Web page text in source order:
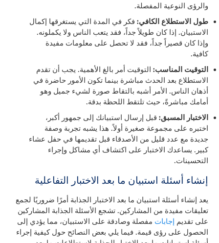
والرؤى النوعية المفصلة.
طول الاستطلاع الكافي: فكر في المدة التي يستغرقها إكمال
الاستبيان. إذا كان طويلاً جداً، فقد يتعب الناس ولا يكملونه.
وإذا كان قصيراً جداً، فقد لا تحصل على معلومات مفيدة
كافية.
التوقيت المناسب: التوقيت أمر بالغ الأهمية. يجب أن تقدم
الاستطلاع بعد الحدث مباشرة بينما تكون الأمور حاضرة في
أذهان الناس. الأمر أشبه بالتقاط صورة لشيء جميل وهو
أمامك مباشرةً، حيث تلتقط اللحظة بدقة.
الاختبار المسبق: قبل إرسال استبيانك إلى جمهور أكبر،
اختبره على مجموعة صغيرة أولاً. هذا يشبه تجربة وصفة
جديدة مع عدد قليل من الأصدقاء قبل تقديمها في حفل عشاء
كبير. يساعدك الاختبار على اكتشاف أي مشاكل وإجراء
التحسينات.
إنشاء أسئلة استبيان ما بعد الاختبار التفاعلية
يعد إنشاء أسئلة استبيان ما بعد الاختبار الجذابة أمرًا ضروريًا لجمع
تعليقات مفيدة من المشاركين. تشجع الأسئلة الجذابة المشاركين
على تقديم إجابات مفصلة وصادقة على الاستبيان، مما يؤدي إلى
الحصول على رؤى قيمة. فيما يلي بعض النصائح حول كيفية إجراء